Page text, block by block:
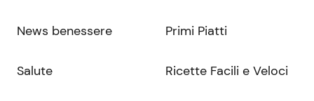
News benessere
Salute
Primi Piatti
Ricette Facili e Veloci